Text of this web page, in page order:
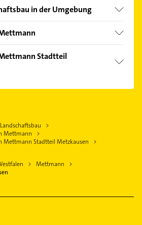
in der Umgebung
Stadtteil
Mettmann
Mettmann Stadtteil Metzkausen
Mettmann